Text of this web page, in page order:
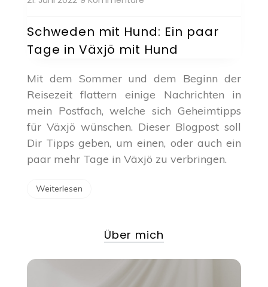
mit
Hund:
Ein
Tage
Växjö
mit
Hund
Schweden mit Hund: Ein paar
Tage in Växjö mit Hund
Mit dem Sommer und dem Beginn der
Reisezeit flattern einige Nachrichten in
mein Postfach, welche sich Geheimtipps
für Växjö wünschen. Dieser Blogpost soll
Dir Tipps geben, um einen, oder auch ein
paar mehr Tage in Växjö zu verbringen.
Weiterlesen
Über mich